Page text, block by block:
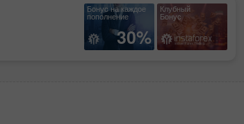
Бонус на каждое
пополнение
30%
Клубный
Бонус